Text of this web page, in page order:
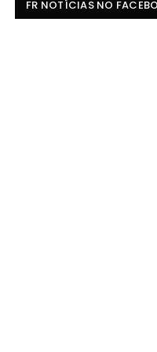
FR NOTÍCIAS NO